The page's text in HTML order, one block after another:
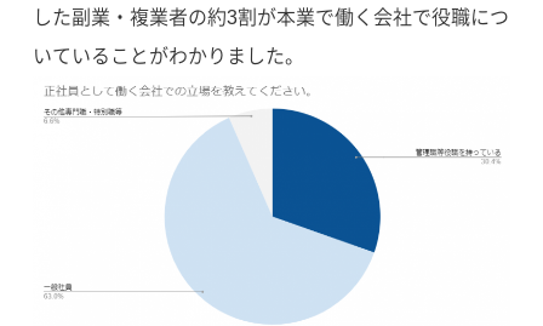
した副業・複業者の約3割が本業で働く会社で役職につ
いていることがわかりました。